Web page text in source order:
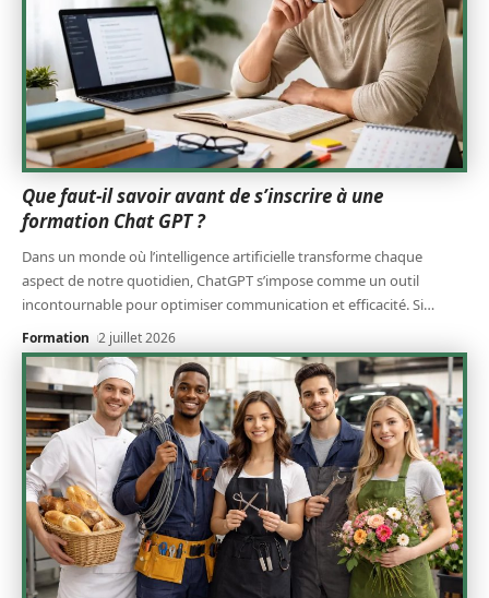
Que faut-il savoir avant de s’inscrire à une
formation Chat GPT ?
Dans un monde où l’intelligence artificielle transforme chaque
aspect de notre quotidien, ChatGPT s’impose comme un outil
incontournable pour optimiser communication et efficacité. Si…
Formation 2 juillet 2026